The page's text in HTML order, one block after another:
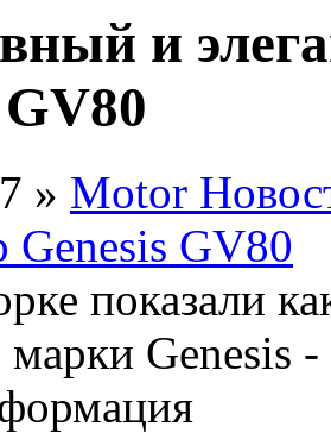
и
» Motor
Genesis GV80
показали
Genesis